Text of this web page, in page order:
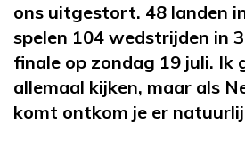
ons uitgestort. 48 landen
spelen 104 wedstrijden in
finale op zondag 19 juli. Ik
allemaal kijken, maar als
komt ontkom je er